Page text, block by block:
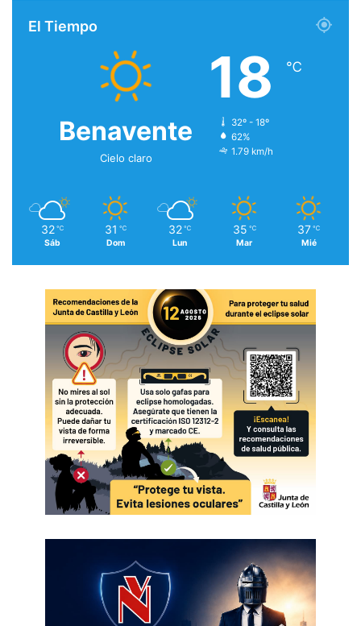
El Tiempo
Benavente
Cielo claro
18 ℃
32º - 18º
62%
1.79 km/h
32 ℃
Sáb
31 ℃
Dom
32 ℃
Lun
35 ℃
Mar
37 ℃
Mié